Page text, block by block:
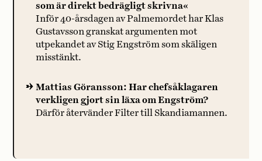
som är direkt bedrägligt skrivna«
Inför 40-årsdagen av Palmemordet har Klas
Gustavsson granskat argumenten mot
utpekandet av Stig Engström som skäligen
misstänkt.
Mattias Göransson: Har chefsåklagaren
verkligen gjort sin läxa om Engström?
Därför återvänder Filter till Skandiamannen.